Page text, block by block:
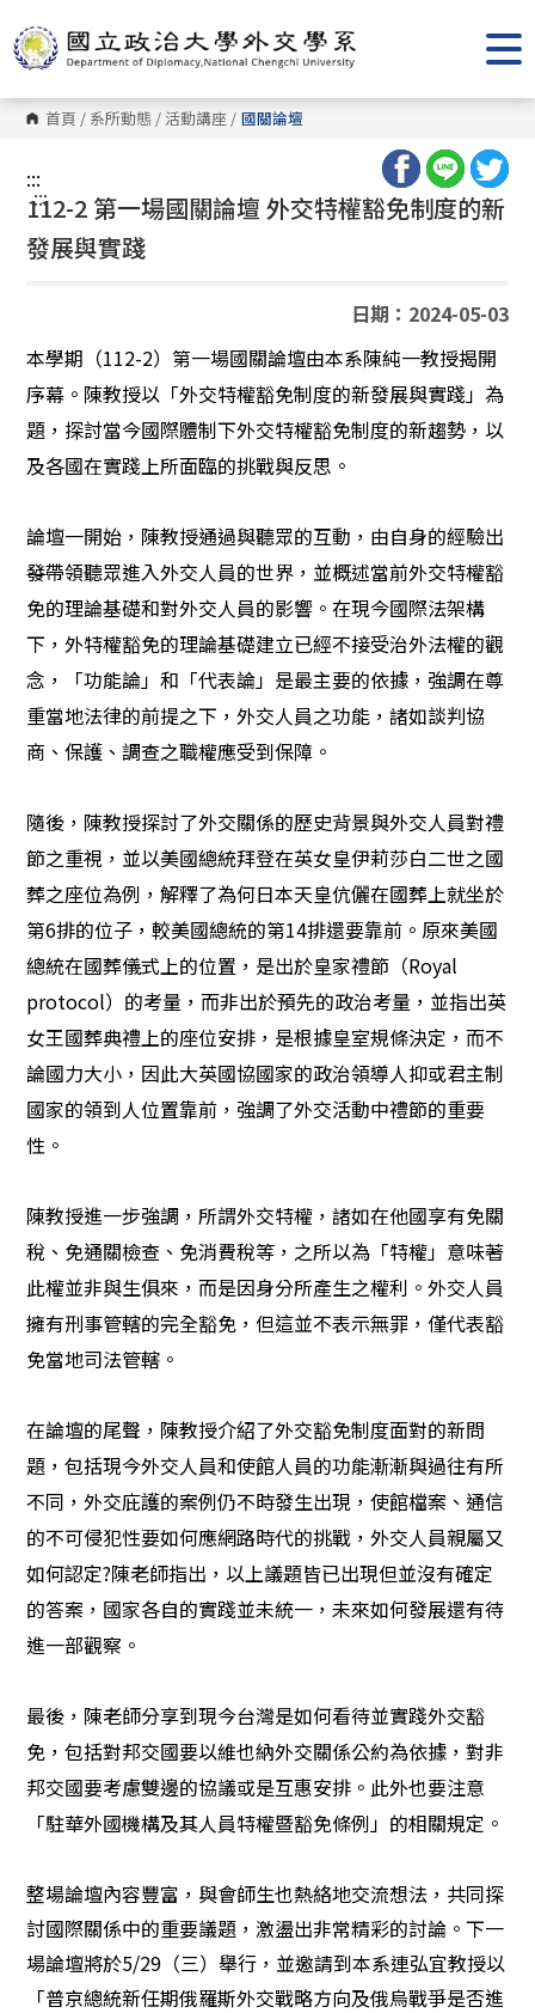
到
主
要
內
容
區 首頁 / 系所動態 / 活動講座 / 國關論壇
:::
:::
112-2 第一場國關論壇 外交特權豁免制度的新
發展與實踐
日期：2024-05-03
本學期（112-2）第一場國關論壇由本系陳純一教授揭開
序幕。陳教授以「外交特權豁免制度的新發展與實踐」為
題，探討當今國際體制下外交特權豁免制度的新趨勢，以
及各國在實踐上所面臨的挑戰與反思。
論壇一開始，陳教授通過與聽眾的互動，由自身的經驗出
發帶領聽眾進入外交人員的世界，並概述當前外交特權豁
免的理論基礎和對外交人員的影響。在現今國際法架構
下，外特權豁免的理論基礎建立已經不接受治外法權的觀
念，「功能論」和「代表論」是最主要的依據，強調在尊
重當地法律的前提之下，外交人員之功能，諸如談判協
商、保護、調查之職權應受到保障。
隨後，陳教授探討了外交關係的歷史背景與外交人員對禮
節之重視，並以美國總統拜登在英女皇伊莉莎白二世之國
葬之座位為例，解釋了為何日本天皇伉儷在國葬上就坐於
第6排的位子，較美國總統的第14排還要靠前。原來美國
總統在國葬儀式上的位置，是出於皇家禮節（Royal
protocol）的考量，而非出於預先的政治考量，並指出英
女王國葬典禮上的座位安排，是根據皇室規條決定，而不
論國力大小，因此大英國協國家的政治領導人抑或君主制
國家的領到人位置靠前，強調了外交活動中禮節的重要
性。
陳教授進一步強調，所謂外交特權，諸如在他國享有免關
稅、免通關檢查、免消費稅等，之所以為「特權」意味著
此權並非與生俱來，而是因身分所產生之權利。外交人員
擁有刑事管轄的完全豁免，但這並不表示無罪，僅代表豁
免當地司法管轄。
在論壇的尾聲，陳教授介紹了外交豁免制度面對的新問
題，包括現今外交人員和使館人員的功能漸漸與過往有所
不同，外交庇護的案例仍不時發生出現，使館檔案、通信
的不可侵犯性要如何應網路時代的挑戰，外交人員親屬又
如何認定?陳老師指出，以上議題皆已出現但並沒有確定
的答案，國家各自的實踐並未統一，未來如何發展還有待
進一部觀察。
最後，陳老師分享到現今台灣是如何看待並實踐外交豁
免，包括對邦交國要以維也納外交關係公約為依據，對非
邦交國要考慮雙邊的協議或是互惠安排。此外也要注意
「駐華外國機構及其人員特權暨豁免條例」的相關規定。
整場論壇內容豐富，與會師生也熱絡地交流想法，共同探
討國際關係中的重要議題，激盪出非常精彩的討論。下一
場論壇將於5/29（三）舉行，並邀請到本系連弘宜教授以
「普京總統新任期俄羅斯外交戰略方向及俄烏戰爭是否進